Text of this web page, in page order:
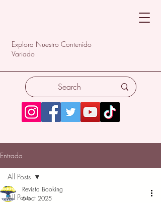
Explora Nuestro Contenido
Variado
Entrada
All Posts
All Posts
Revista Booking
6 oct 2025